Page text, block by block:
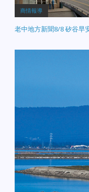
響，奧克蘭卡車運輸成
創下新高。業者警告，
項成本最終將轉嫁至超
商情報導
老中地方新聞8/8 矽谷早